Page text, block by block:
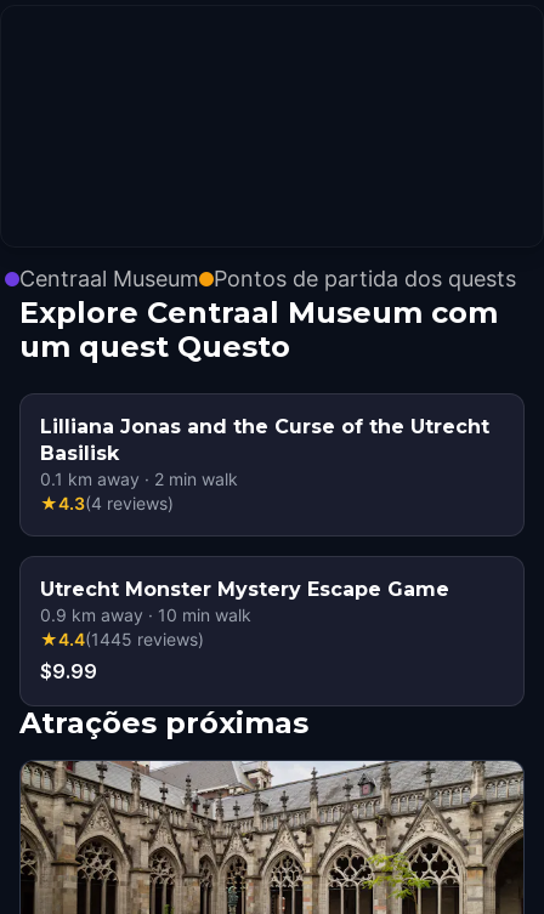
Centraal Museum Pontos de partida dos quests
Explore Centraal Museum com
um quest Questo
Lilliana Jonas and the Curse of the Utrecht
Basilisk
0.1 km away · 2 min walk
★4.3(4 reviews)
Utrecht Monster Mystery Escape Game
0.9 km away · 10 min walk
★4.4(1445 reviews)
$9.99
Atrações próximas